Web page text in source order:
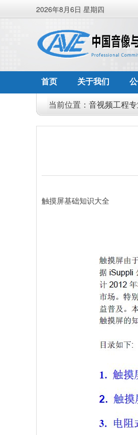
2026年8月6日 星期四
首页 关于我们
当前位置： 音视频工程
触摸屏基础知识大全